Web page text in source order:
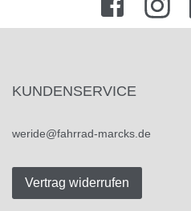
KUNDENSERVICE
weride@fahrrad-marcks.de
Vertrag widerrufen